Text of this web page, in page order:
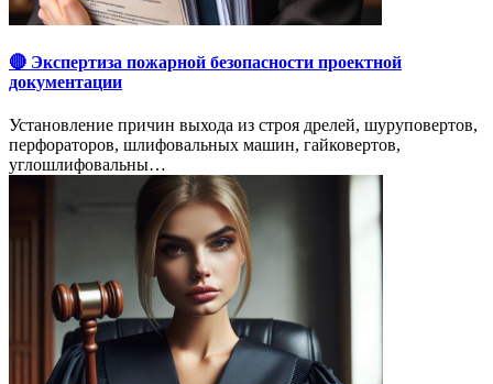
🔴 Экспертиза пожарной безопасности проектной
документации
Установление причин выхода из строя дрелей, шуруповертов,
перфораторов, шлифовальных машин, гайковертов,
углошлифовальны…